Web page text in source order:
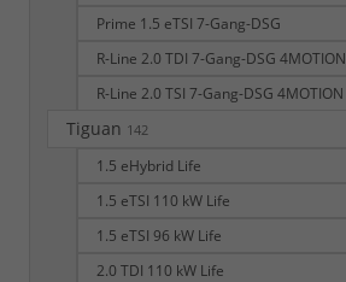
Prime 1.5 eTSI 7-Gang-DSG
R-Line 2.0 TDI 7-Gang-DSG 4MOTION
R-Line 2.0 TSI 7-Gang-DSG 4MOTION
Tiguan 142
1.5 eHybrid Life
1.5 eTSI 110 kW Life
1.5 eTSI 96 kW Life
2.0 TDI 110 kW Life